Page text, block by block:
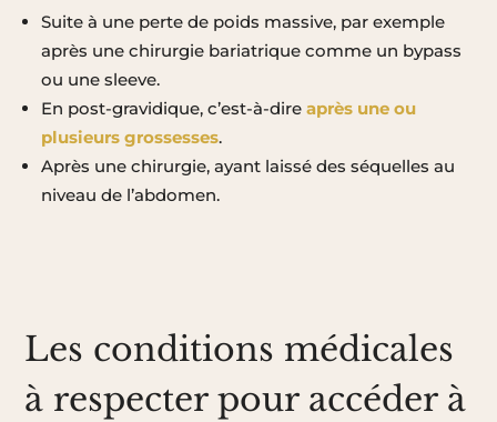
Suite à une perte de poids massive, par exemple
après une chirurgie bariatrique comme un bypass
ou une sleeve.
En post-gravidique, c’est-à-direaprès une ou
plusieurs grossesses.
Après une chirurgie, ayant laissé des séquelles au
niveau de l’abdomen.
Les conditions médicales
à respecter pour accéder à